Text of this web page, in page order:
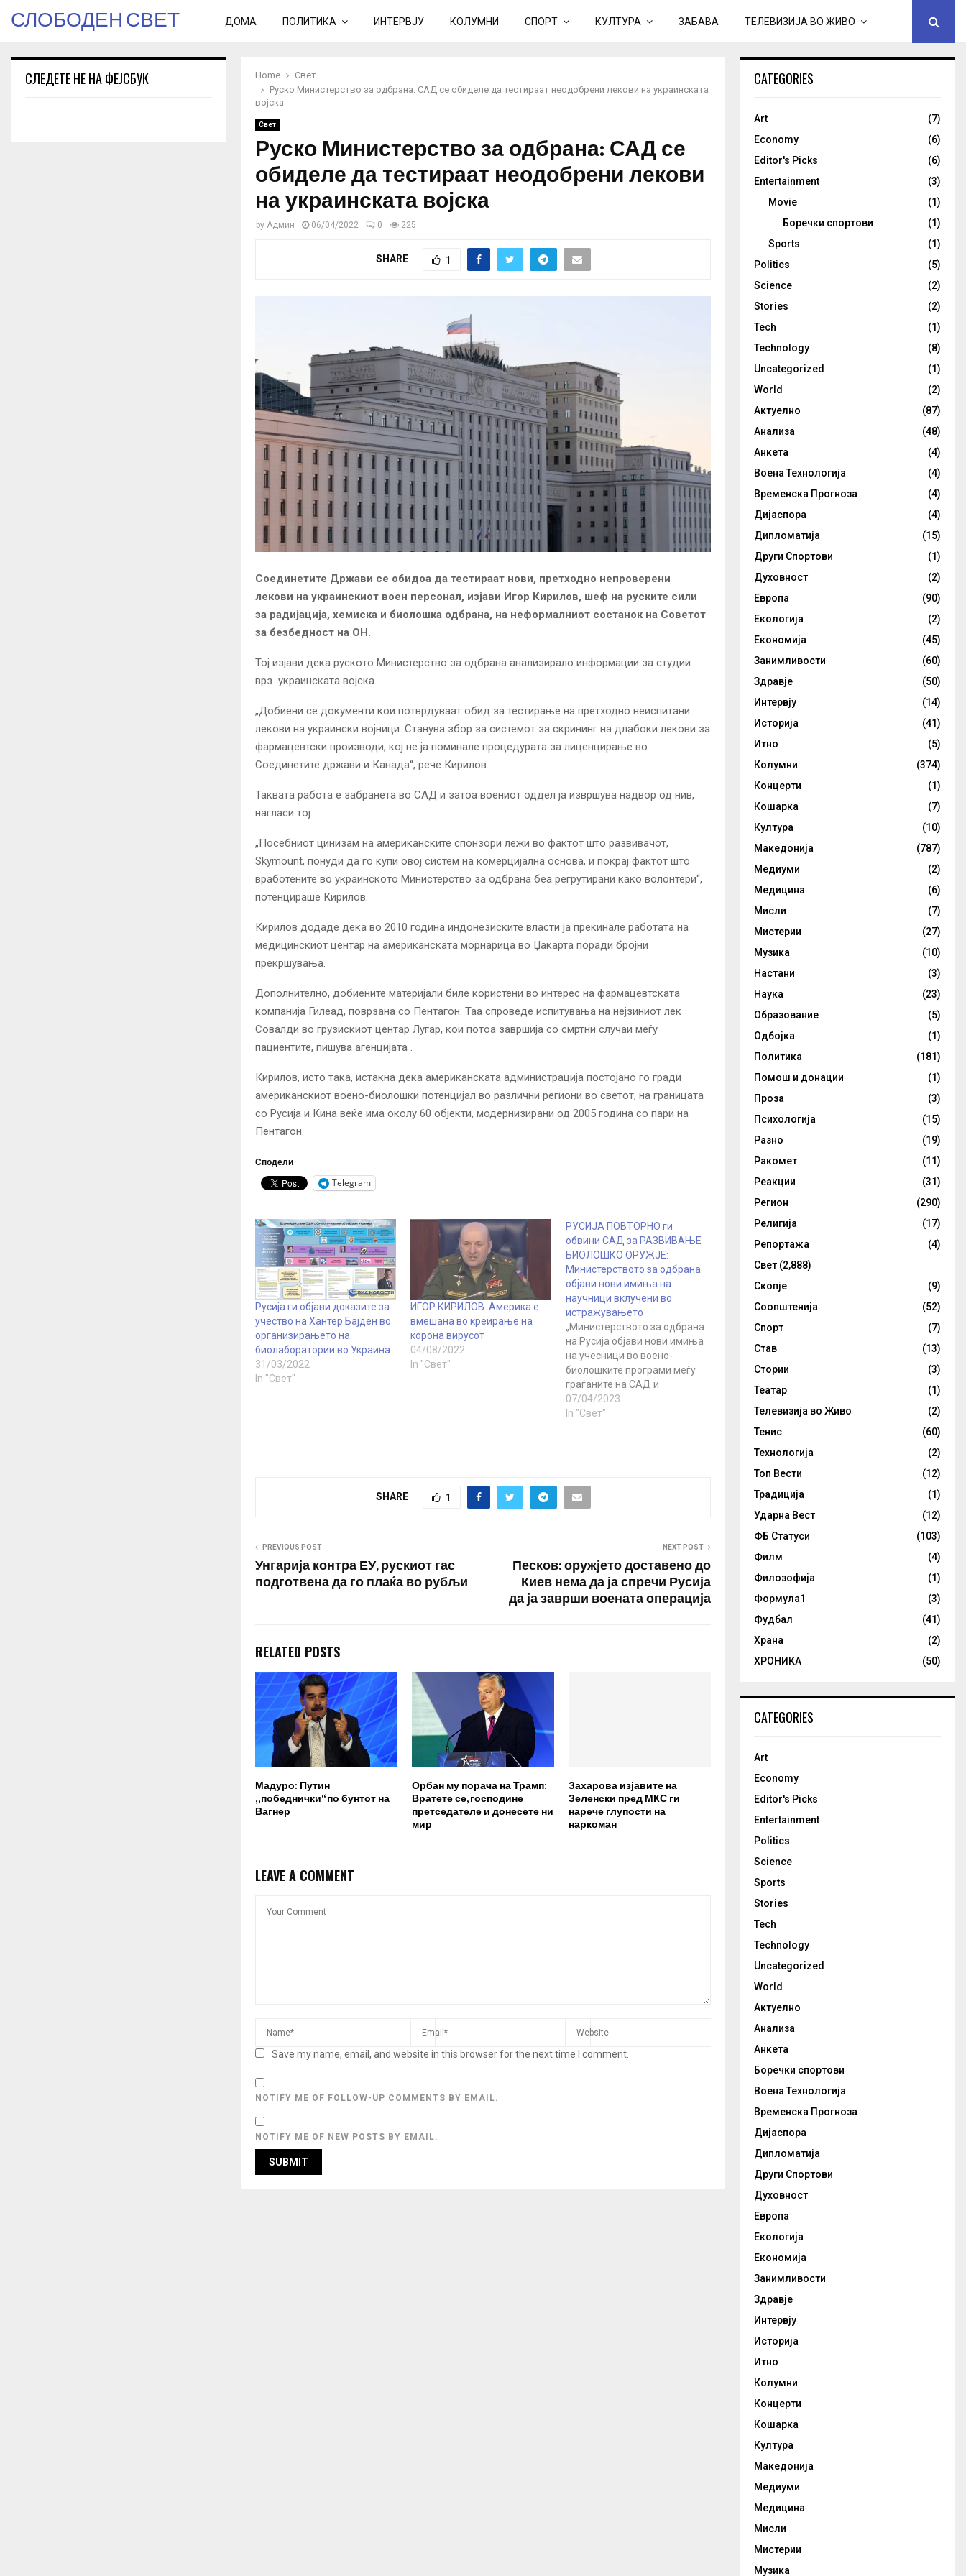
СЛОБОДЕН СВЕТ ДОМА ПОЛИТИКА ИНТЕРВЈУ КОЛУМНИ СПОРТ КУЛТУРА ЗАБАВА ТЕЛЕВИЗИЈА ВО ЖИВО
Home
Свет
Руско Министерство за одбрана: САД се обиделе да тестираат неодобрени лекови на украинската
војска
Свет
Руско Министерство за одбрана: САД се
обиделе да тестираат неодобрени лекови
на украинската војска
by Админ 06/04/2022 0 225
SHARE 1
Соединетите Држави се обидоа да тестираат нови, претходно непроверени
лекови на украинскиот воен персонал, изјави Игор Кирилов, шеф на руските сили
за радијација, хемиска и биолошка одбрана, на неформалниот состанок на Советот
за безбедност на ОН.
Тој изјави дека руското Министерство за одбрана анализирало информации за студии
врз украинската војска.
„Добиени се документи кои потврдуваат обид за тестирање на претходно неиспитани
лекови на украински војници. Станува збор за системот за скрининг на длабоки лекови за
фармацевтски производи, кој не ја поминале процедурата за лиценцирање во
Соединетите држави и Канада“, рече Кирилов.
Таквата работа е забранета во САД и затоа воениот оддел ја извршува надвор од нив,
нагласи тој.
„Посебниот цинизам на американските спонзори лежи во фактот што развивачот,
Skymount, понуди да го купи овој систем на комерцијална основа, и покрај фактот што
вработените во украинското Министерство за одбрана беа регрутирани како волонтери“,
потенцираше Кирилов.
Кирилов додаде дека во 2010 година индонезиските власти ја прекинале работата на
медицинскиот центар на американската морнарица во Џакарта поради бројни
прекршувања.
Дополнително, добиените материјали биле користени во интерес на фармацевтската
компанија Гилеад, поврзана со Пентагон. Таа спроведе испитувања на нејзиниот лек
Совалди во грузискиот центар Лугар, кои потоа завршија со смртни случаи меѓу
пациентите, пишува агенцијата .
Кирилов, исто така, истакна дека американската администрација постојано го гради
американскиот воено-биолошки потенцијал во различни региони во светот, на границата
со Русија и Кина веќе има околу 60 објекти, модернизирани од 2005 година со пари на
Пентагон.
Сподели
Telegram
Русија ги објави доказите за
учество на Хантер Бajден во
организирањето на
биолаборатории во Украина
31/03/2022
In "Свет"
ИГОР КИРИЛОВ: Америка е
вмешана во креирање на
корона вирусот
04/08/2022
In "Свет"
РУСИЈА ПОВТОРНО ги
обвини САД за РАЗВИВАЊЕ
БИОЛОШКО ОРУЖЈЕ:
Министерството за одбрана
објави нови имиња на
научници вклучени во
истражувањето
„Министерството за одбрана
на Русија објави нови имиња
на учесници во воено-
биолошките програми меѓу
граѓаните на САД и
Украина“, изјави на
брифингот началникот на
пренесува РИА Новости .
„Денеска го додаваме
07/04/2023
In "Свет"
SHARE 1
PREVIOUS POST
Унгарија контра ЕУ, рускиот гас
подготвена да го плаќа во рубљи
NEXT POST
Песков: оружјето доставено до
Киев нема да ја спречи Русија
да ја заврши воената операција
RELATED POSTS
Мадуро: Путин
„победнички“ по бунтот на
Вагнер
Орбан му порача на Трамп:
Вратете се, господине
претседателе и донесете ни
мир
Захарова изјавите на
Зеленски пред МКС ги
нарече глупости на
наркоман
LEAVE A COMMENT
Save my name, email, and website in this browser for the next time I comment.
NOTIFY ME OF FOLLOW-UP COMMENTS BY EMAIL.
NOTIFY ME OF NEW POSTS BY EMAIL.
СЛЕДЕТЕ НЕ НА ФЕЈСБУК CATEGORIES
Art
(7)
Economy
(6)
Editor's Picks
(6)
Entertainment
(3)
Movie
(1)
Боречки спортови
(1)
Sports
(1)
Politics
(5)
Science
(2)
Stories
(2)
Tech
(1)
Technology
(8)
Uncategorized
(1)
World
(2)
Актуелно
(87)
Анализа
(48)
Анкета
(4)
Воена Технологија
(4)
Временска Прогноза
(4)
Дијаспора
(4)
Дипломатија
(15)
Други Спортови
(1)
Духовност
(2)
Европа
(90)
Екологија
(2)
Економија
(45)
Занимливости
(60)
Здравје
(50)
Интервју
(14)
Историја
(41)
Итно
(5)
Колумни
(374)
Концерти
(1)
Кошарка
(7)
Култура
(10)
Македонија
(787)
Медиуми
(2)
Медицина
(6)
Мисли
(7)
Мистерии
(27)
Музика
(10)
Настани
(3)
Наука
(23)
Образование
(5)
Одбојка
(1)
Политика
(181)
Помош и донации
(1)
Проза
(3)
Психологија
(15)
Разно
(19)
Ракомет
(11)
Реакции
(31)
Регион
(290)
Религија
(17)
Репортажа
(4)
Свет (2,888)
Скопје
(9)
Соопштенија
(52)
Спорт
(7)
Став
(13)
Стории
(3)
Театар
(1)
Телевизија во Живо
(2)
Тенис
(60)
Технологија
(2)
Топ Вести
(12)
Традиција
(1)
Ударна Вест
(12)
ФБ Статуси
(103)
Филм
(4)
Филозофија
(1)
Формула1
(3)
Фудбал
(41)
Храна
(2)
ХРОНИКА
(50)
CATEGORIES
Art
Economy
Editor's Picks
Entertainment
Politics
Science
Sports
Stories
Tech
Technology
Uncategorized
World
Актуелно
Анализа
Анкета
Боречки спортови
Воена Технологија
Временска Прогноза
Дијаспора
Дипломатија
Други Спортови
Духовност
Европа
Екологија
Економија
Занимливости
Здравје
Интервју
Историја
Итно
Колумни
Концерти
Кошарка
Култура
Македонија
Медиуми
Медицина
Мисли
Мистерии
Музика